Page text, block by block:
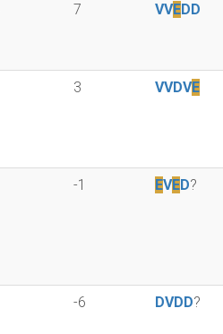
7 VVEDD
3 VVDVE
-1 EVED?
-6 DVDD?